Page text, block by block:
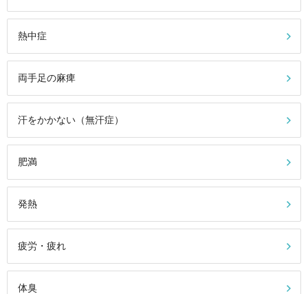
熱中症
両手足の麻痺
汗をかかない（無汗症）
肥満
発熱
疲労・疲れ
体臭